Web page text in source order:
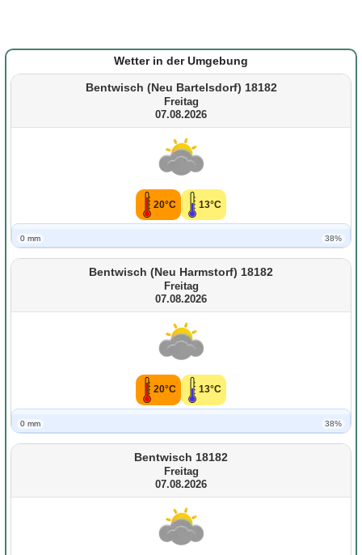
Wetter in der Umgebung
Bentwisch (Neu Bartelsdorf) 18182
Freitag
07.08.2026
20°C 13°C
0 mm 38%
Bentwisch (Neu Harmstorf) 18182
Freitag
07.08.2026
20°C 13°C
0 mm 38%
Bentwisch 18182
Freitag
07.08.2026